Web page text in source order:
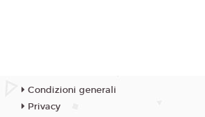
Condizioni generali
Privacy